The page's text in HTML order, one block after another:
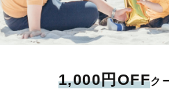
1,000円OFFク